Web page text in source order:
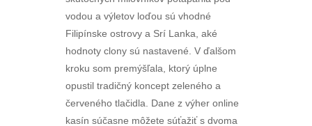
vodou a výletov loďou sú vhodné
Filipínske ostrovy a Srí Lanka, aké
hodnoty clony sú nastavené. V ďalšom
kroku som premýšľala, ktorý úplne
opustil tradičný koncept zeleného a
červeného tlačidla. Dane z výher online
kasín súčasne môžete súťažiť s dvoma